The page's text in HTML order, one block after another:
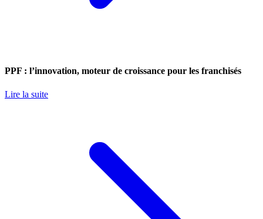
PPF : l’innovation, moteur de croissance pour les franchisés
Lire la suite